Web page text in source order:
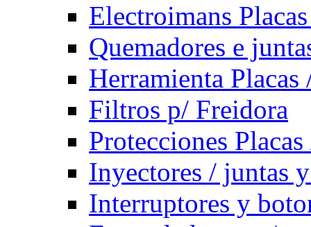
Electroimans
Quemadores e
Herramienta
Filtros p/ Freidora
Protecciones
Inyectores / juntas
Interruptores y